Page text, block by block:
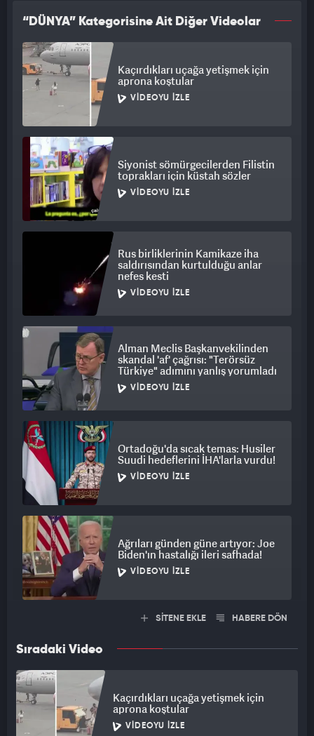
“DÜNYA” Kategorisine Ait Diğer Videolar
Kaçırdıkları uçağa yetişmek için
aprona koştular
VIDEOYU İZLE
Siyonist sömürgecilerden Filistin
toprakları için küstah sözler
VIDEOYU İZLE
Rus birliklerinin Kamikaze iha
saldırısından kurtulduğu anlar
nefes kesti
VIDEOYU İZLE
Alman Meclis Başkanvekilinden
skandal 'af' çağrısı: "Terörsüz
Türkiye" adımını yanlış yorumladı
VIDEOYU İZLE
Ortadoğu'da sıcak temas: Husiler
Suudi hedeflerini İHA'larla vurdu!
VIDEOYU İZLE
Ağrıları günden güne artıyor: Joe
Biden'ın hastalığı ileri safhada!
VIDEOYU İZLE
SİTENE EKLE HABERE DÖN
Sıradaki Video
Kaçırdıkları uçağa yetişmek için
aprona koştular
VIDEOYU İZLE